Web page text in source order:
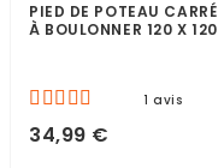
PIED DE POTEAU CARRÉ
À BOULONNER 120 X 120
1 avis
34,99 €